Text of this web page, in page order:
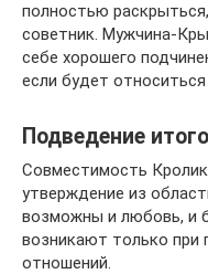
полностью
советник. Мужчина-
себе хорошего
если будет
Подведение
Совместимость
утверждение из
возможны и любовь, и
возникают только при
отношений.